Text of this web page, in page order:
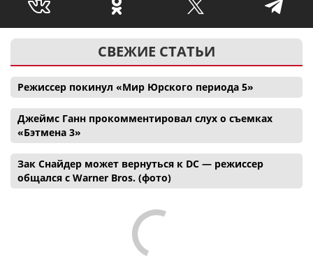
СВЕЖИЕ СТАТЬИ
Режиссер покинул «Мир Юрского периода 5»
Джеймс Ганн прокомментировал слух о съемках
«Бэтмена 3»
Зак Снайдер может вернуться к DC — режиссер
общался с Warner Bros. (фото)